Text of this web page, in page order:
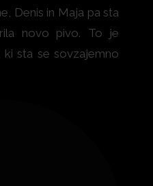
Denis in Maja pa sta
novo pivo. To je
sta se sovzajemno